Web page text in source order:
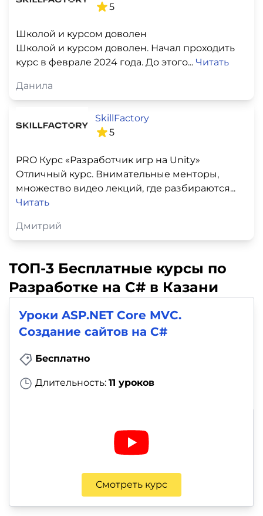
5
Школой и курсом доволен
Школой и курсом доволен. Начал проходить
курс в феврале 2024 года. До этого... Читать
Данила
SkillFactory
5
PRO Курс «Разработчик игр на Unity»
Отличный курс. Внимательные менторы,
множество видео лекций, где разбираются...
Читать
Дмитрий
ТОП-3 Бесплатные курсы по
Разработке на C# в Казани
Уроки ASP.NET Core MVC.
Создание сайтов на C#
Бесплатно
Длительность: 11 уроков
Смотреть курс